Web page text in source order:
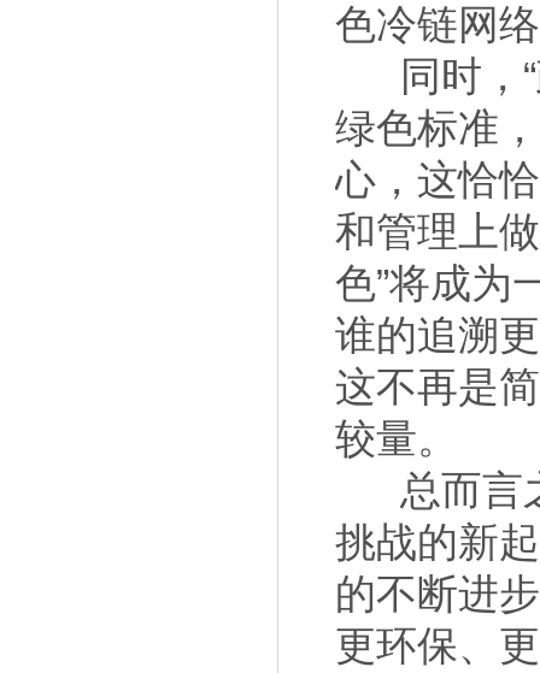
色冷链网
同时，
绿色标准
心，这恰
和管理上
色”将成为
谁的追溯
这不再是
较量。
总而言
挑战的新
的不断进
更环保、